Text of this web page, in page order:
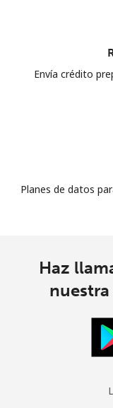
Envía crédito
Planes de datos
Haz